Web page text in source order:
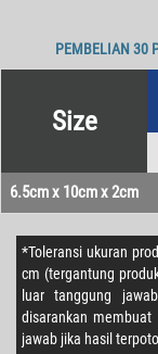
PEMBELIAN 30
Size
6.5cm x 10cm x 2cm
*Toleransi ukuran
cm (tergantung
luar tanggung
disarankan
jawab jika hasil